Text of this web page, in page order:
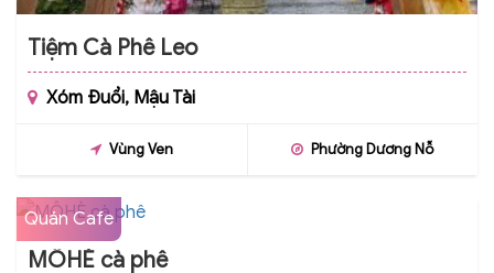
Tiệm Cà Phê Leo
Xóm Đuổi, Mậu Tài
Vùng Ven Phường Dương Nỗ
Quán Cafe
MÔHÈ cà phê